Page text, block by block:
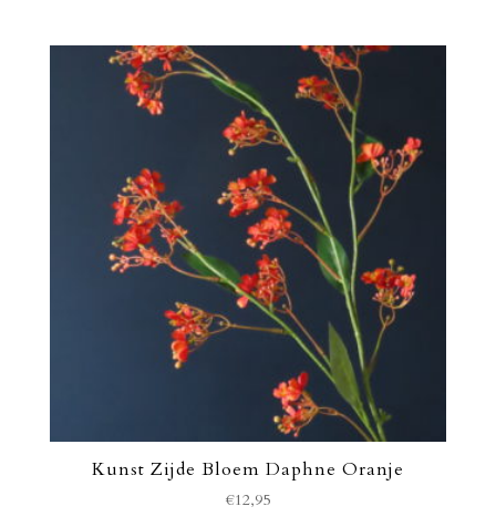
Kunst Zijde Bloem Daphne Oranje
€12,95